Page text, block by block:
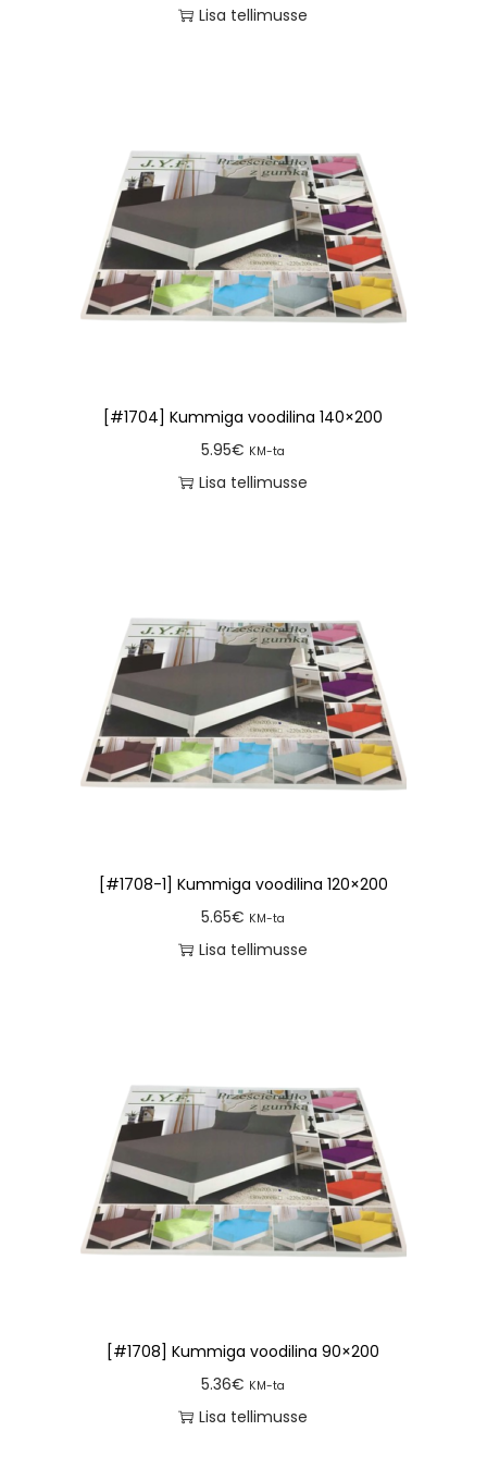
Lisa tellimusse
[#1704] Kummiga voodilina 140×200
5.95€ KM-ta
Lisa tellimusse
[#1708-1] Kummiga voodilina 120×200
5.65€ KM-ta
Lisa tellimusse
[#1708] Kummiga voodilina 90×200
5.36€ KM-ta
Lisa tellimusse